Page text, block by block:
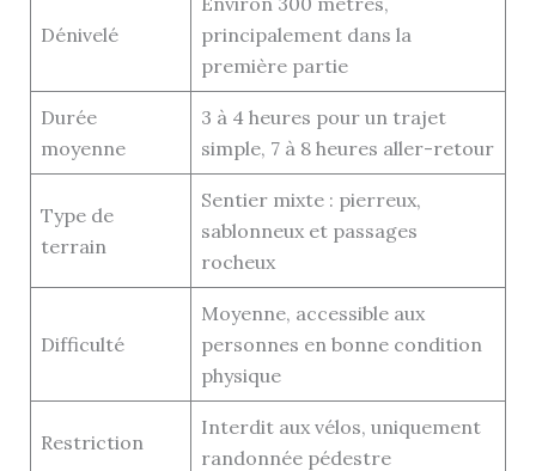
Dénivelé
principalement dans la
première partie
Durée
moyenne
3 à 4 heures pour un trajet
simple, 7 à 8 heures aller-retour
Type de
terrain
Sentier mixte : pierreux,
sablonneux et passages
rocheux
Difficulté
Moyenne, accessible aux
personnes en bonne condition
physique
Restriction
Interdit aux vélos, uniquement
randonnée pédestre